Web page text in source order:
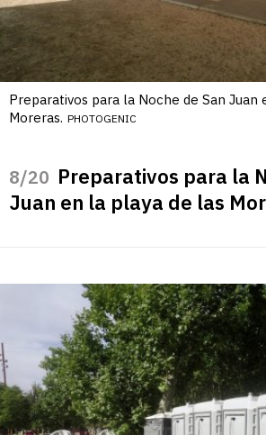
Preparativos para la Noche de San Juan
Moreras. PHOTOGENIC
/20 Preparativos para la
Juan en la playa de las